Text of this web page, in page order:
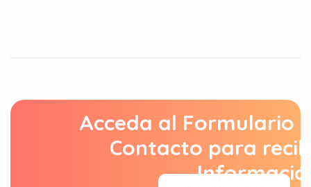
Acceda al Formulario
Contacto para